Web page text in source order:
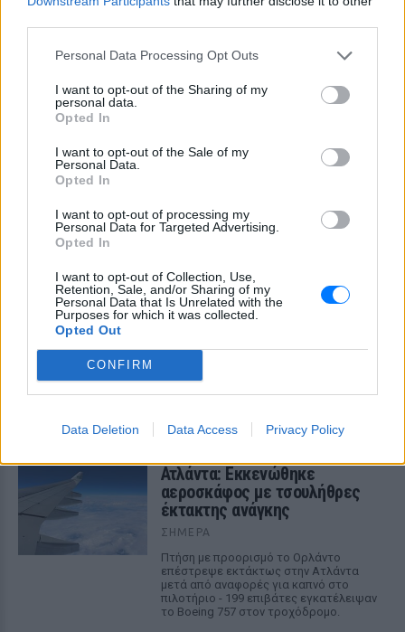
Personal Data Processing Opt Outs
I want to opt-out of the Sharing of my
personal data.
Opted In
I want to opt-out of the Sale of my
Personal Data.
Opted In
I want to opt-out of processing my
Personal Data for Targeted Advertising.
Opted In
I want to opt-out of Collection, Use,
Retention, Sale, and/or Sharing of my
Personal Data that Is Unrelated with the
Purposes for which it was collected.
Opted Out
CONFIRM
Data Deletion Data Access Privacy Policy
σε πόρτες ‑ Τι καταγγέλλει η
ΠΟΕΔΗΝ για τους φύλακες
ΣΉΜΕΡΑ
σημειώθηκε τα ξημερώματα του
Σαββάτου - ο πρόεδρος της ΠΟΕΔΗΝ
Πάρος: Κλειστό το beach bar όπου πνίγηκε ο
4χρονος – Δικογραφία για ανθρωποκτονία από
αμέλεια
Ο ιδιοκτήτης της επιχείρησης κρατείται και αναμένεται να
οδηγηθεί στον εισαγγελέα, ενώ οι γονείς του παιδιού
Ατλάντα: Εκκενώθηκε
αεροσκάφος με τσουλήθρες
έκτακτης ανάγκης
ΣΉΜΕΡΑ
Πτήση με προορισμό το Ορλάντο
επέστρεψε εκτάκτως στην Ατλάντα
μετά από αναφορές για καπνό στο
πιλοτήριο - 199 επιβάτες εγκατέλειψαν
το Boeing 757 στον τροχόδρομο.